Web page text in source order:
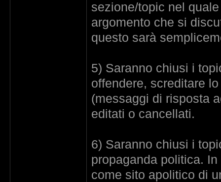
sezione/topic nel
argomento che si
questo sarà
5) Saranno chiusi i
offendere, screditare
(messaggi di risposta
editati o cancellati.
6) Saranno chiusi i
propaganda politica.
come sito apolitico di